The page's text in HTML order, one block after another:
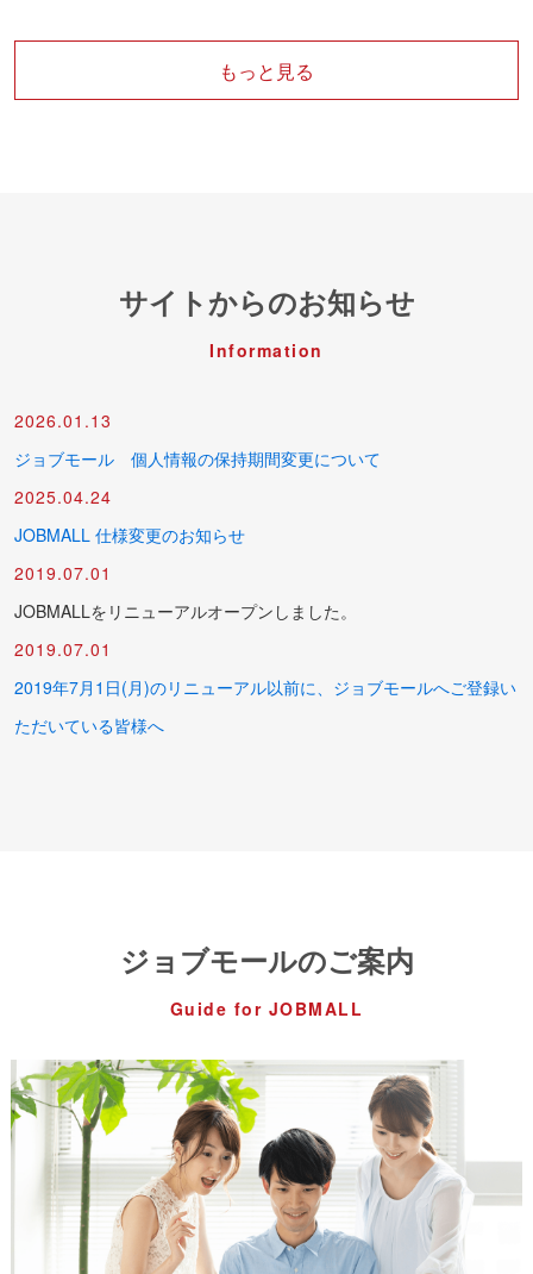
もっと見る
サイトからのお知らせ
Information
2026.01.13
ジョブモール 個人情報の保持期間変更について
2025.04.24
JOBMALL 仕様変更のお知らせ
2019.07.01
JOBMALLをリニューアルオープンしました。
2019.07.01
2019年7月1日(月)のリニューアル以前に、ジョブモールへご登録い
ただいている皆様へ
ジョブモールのご案内
Guide for JOBMALL